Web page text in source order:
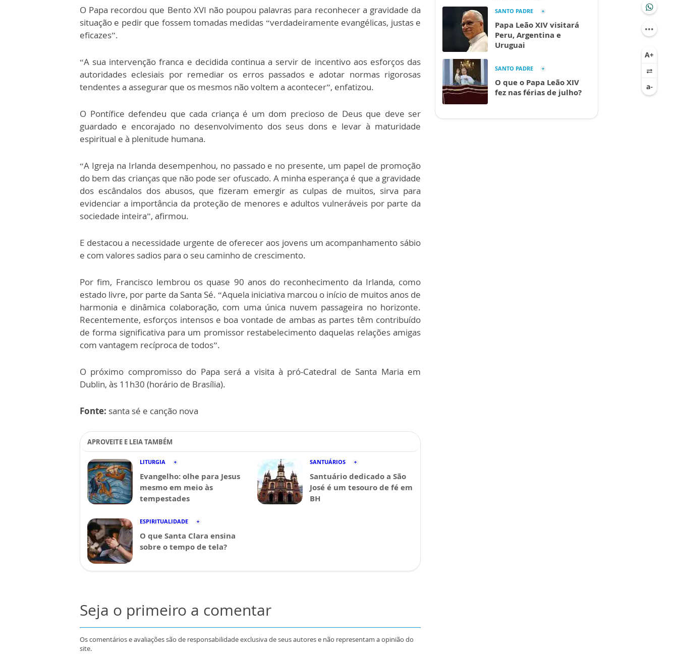
O Papa recordou que Bento XVI não poupou palavras para reconhecer a gravidade da
situação e pedir que fossem tomadas medidas “verdadeiramente evangélicas, justas e
eficazes”.
“A sua intervenção franca e decidida continua a servir de incentivo aos esforços das
autoridades eclesiais por remediar os erros passados e adotar normas rigorosas
tendentes a assegurar que os mesmos não voltem a acontecer”, enfatizou.
O Pontífice defendeu que cada criança é um dom precioso de Deus que deve ser
guardado e encorajado no desenvolvimento dos seus dons e levar à maturidade
espiritual e à plenitude humana.
“A Igreja na Irlanda desempenhou, no passado e no presente, um papel de promoção
do bem das crianças que não pode ser ofuscado. A minha esperança é que a gravidade
dos escândalos dos abusos, que fizeram emergir as culpas de muitos, sirva para
evidenciar a importância da proteção de menores e adultos vulneráveis por parte da
sociedade inteira”, afirmou.
E destacou a necessidade urgente de oferecer aos jovens um acompanhamento sábio
e com valores sadios para o seu caminho de crescimento.
Por fim, Francisco lembrou os quase 90 anos do reconhecimento da Irlanda, como
estado livre, por parte da Santa Sé. “Aquela iniciativa marcou o início de muitos anos de
harmonia e dinâmica colaboração, com uma única nuvem passageira no horizonte.
Recentemente, esforços intensos e boa vontade de ambas as partes têm contribuído
de forma significativa para um promissor restabelecimento daquelas relações amigas
com vantagem recíproca de todos”.
O próximo compromisso do Papa será a visita à pró-Catedral de Santa Maria em
Dublin, às 11h30 (horário de Brasília).
Fonte: santa sé e canção nova
APROVEITE E LEIA TAMBÉM
LITURGIA
Evangelho: olhe para Jesus
mesmo em meio às
tempestades
SANTUÁRIOS
Santuário dedicado a São
José é um tesouro de fé em
BH
ESPIRITUALIDADE
O que Santa Clara ensina
sobre o tempo de tela?
Seja o primeiro a comentar
Os comentários e avaliações são de responsabilidade exclusiva de seus autores e não representam a opinião do
site.
SANTO PADRE
Papa Leão XIV visitará
Peru, Argentina e
Uruguai
SANTO PADRE
O que o Papa Leão XIV
fez nas férias de julho?